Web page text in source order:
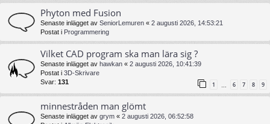
Phyton med Fusion
Senaste inlägget av SeniorLemuren « 2 augusti 2026, 14:53:21
Postat i Programmering
Vilket CAD program ska man lära sig ?
Senaste inlägget av hawkan « 2 augusti 2026, 10:41:39
Postat i 3D-Skrivare
Svar: 131 1 6 7 8 9
minnestråden man glömt
Senaste inlägget av grym « 2 augusti 2026, 06:52:58